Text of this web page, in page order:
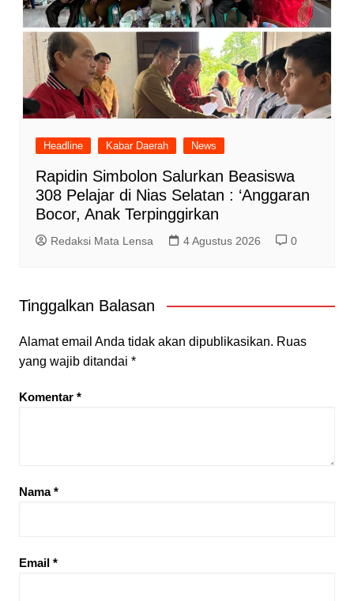
Headline Kabar Daerah News
Rapidin Simbolon Salurkan Beasiswa
308 Pelajar di Nias Selatan : ‘Anggaran
Bocor, Anak Terpinggirkan
Redaksi Mata Lensa 4 Agustus 2026 0
Tinggalkan Balasan
Alamat email Anda tidak akan dipublikasikan. Ruas
yang wajib ditandai *
Komentar *
Nama*
Email *